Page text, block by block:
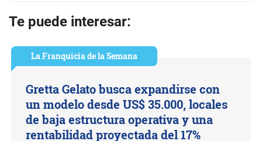
Te puede interesar:
La Franquicia de la Semana
Gretta Gelato busca expandirse con
un modelo desde US$ 35.000, locales
de baja estructura operativa y una
rentabilidad proyectada del 17%